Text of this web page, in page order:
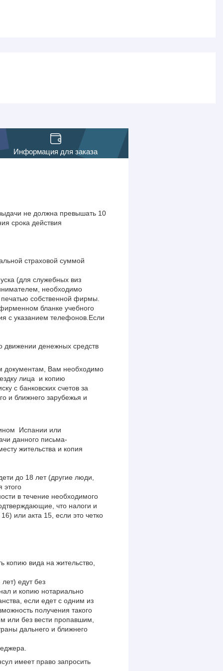
Информация для заказа
не должна превышать 10
срока действия
страховой суммой
(для служебных виз
необходимо
печатью собственной фирмы.
бланке учебного
с указанием телефонов.Если
движении денежных средств
документам, Вам необходимо
лица и копию
с банковских счетов за
и ближнего зарубежья и
Испании или
данного письма-
жительства и копия
до 18 лет (другие люди,
этого
в течение необходимого
что налоги и
или акта 15, если это четко
копию вида на жительство,
едут без
и копию нотариально
если едет с одним из
получения такого
или без вести пропавшим,
дальнего и ближнего
имеет право запросить